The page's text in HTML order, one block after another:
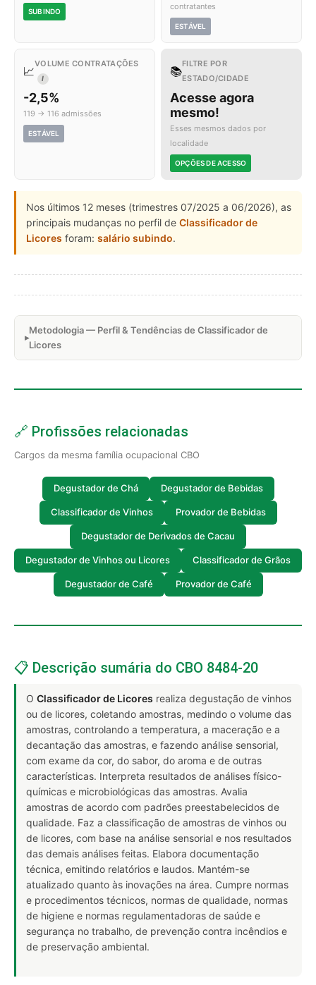
SUBINDO
contratantes
ESTÁVEL
📈
VOLUME CONTRATAÇÕES
I
-2,5%
119 → 116 admissões
ESTÁVEL
📚
FILTRE POR
ESTADO/CIDADE
Acesse agora
mesmo!
Esses mesmos dados por
localidade
OPÇÕES DE ACESSO
Nos últimos 12 meses (trimestres 07/2025 a 06/2026), as
principais mudanças no perfil de Classificador de
Licores foram: salário subindo.
Metodologia — Perfil & Tendências de Classificador de
Licores
🔗 Profissões relacionadas
Cargos da mesma família ocupacional CBO
Degustador de Chá Degustador de Bebidas
Classificador de Vinhos Provador de Bebidas
Degustador de Derivados de Cacau
Degustador de Vinhos ou Licores Classificador de Grãos
Degustador de Café Provador de Café
📋 Descrição sumária do CBO 8484-20
O Classificador de Licores realiza degustação de vinhos
ou de licores, coletando amostras, medindo o volume das
amostras, controlando a temperatura, a maceração e a
decantação das amostras, e fazendo análise sensorial,
com exame da cor, do sabor, do aroma e de outras
características. Interpreta resultados de análises físico-
químicas e microbiológicas das amostras. Avalia
amostras de acordo com padrões preestabelecidos de
qualidade. Faz a classificação de amostras de vinhos ou
de licores, com base na análise sensorial e nos resultados
das demais análises feitas. Elabora documentação
técnica, emitindo relatórios e laudos. Mantém-se
atualizado quanto às inovações na área. Cumpre normas
e procedimentos técnicos, normas de qualidade, normas
de higiene e normas regulamentadoras de saúde e
segurança no trabalho, de prevenção contra incêndios e
de preservação ambiental.